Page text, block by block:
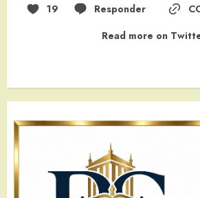
19 Responder
Read more on